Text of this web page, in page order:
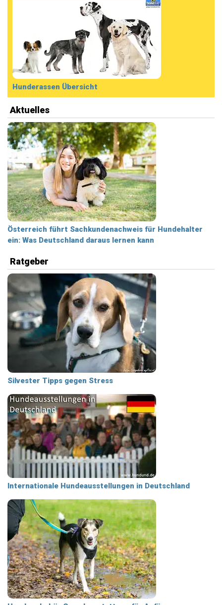
Hunderassen Übersicht
Aktuelles
Österreich führt Sachkundenachweis für Hundehalter
ein: Was Deutschland daraus lernen kann
Ratgeber
Silvester Tipps gegen Stress
Internationale Hundeausstellungen in Deutschland